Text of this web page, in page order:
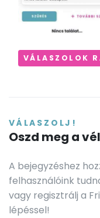
VÁLASZOLOK
VÁLASZOLJ!
Oszd meg a
A bejegyzéshez
felhasználóink
vagy regisztrálj a
lépéssel!